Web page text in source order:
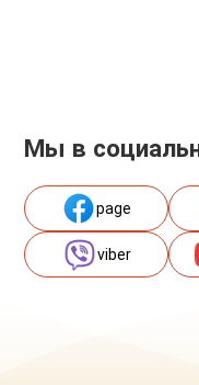
Мы в
page
viber